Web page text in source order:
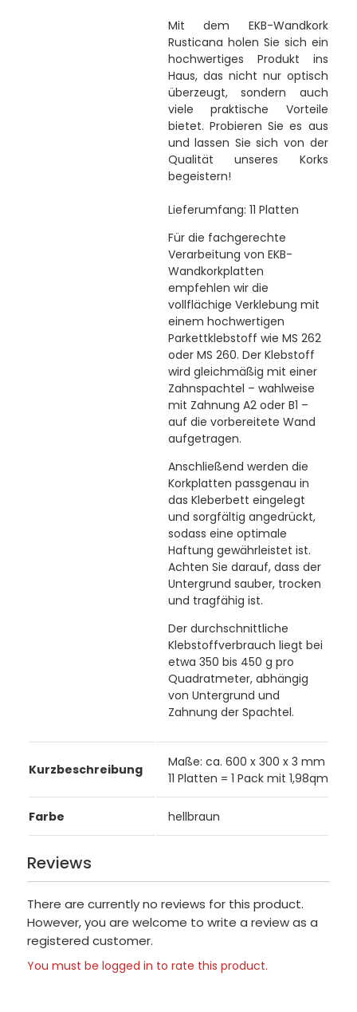
Mit dem EKB-Wandkork
Rusticana holen Sie sich ein
hochwertiges Produkt ins
Haus, das nicht nur optisch
überzeugt, sondern auch
viele praktische Vorteile
bietet. Probieren Sie es aus
und lassen Sie sich von der
Qualität unseres Korks
begeistern!
Lieferumfang: 11 Platten
Für die fachgerechte
Verarbeitung von EKB-
Wandkorkplatten
empfehlen wir die
vollflächige Verklebung mit
einem hochwertigen
Parkettklebstoff wie MS 262
oder MS 260. Der Klebstoff
wird gleichmäßig mit einer
Zahnspachtel – wahlweise
mit Zahnung A2 oder B1 –
auf die vorbereitete Wand
aufgetragen.
Anschließend werden die
Korkplatten passgenau in
das Kleberbett eingelegt
und sorgfältig angedrückt,
sodass eine optimale
Haftung gewährleistet ist.
Achten Sie darauf, dass der
Untergrund sauber, trocken
und tragfähig ist.
Der durchschnittliche
Klebstoffverbrauch liegt bei
etwa 350 bis 450 g pro
Quadratmeter, abhängig
von Untergrund und
Zahnung der Spachtel.
Kurzbeschreibung
Maße: ca. 600 x 300 x 3 mm
11 Platten = 1 Pack mit 1,98qm
Farbe hellbraun
Reviews
There are currently no reviews for this product.
However, you are welcome to write a review as a
registered customer.
You must be logged in to rate this product.